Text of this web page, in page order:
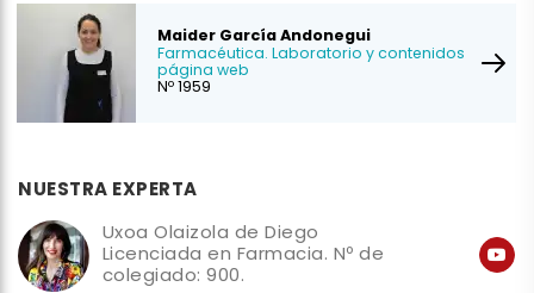
Maider García Andonegui
Farmacéutica. Laboratorio y contenidos
página web
Nº 1959
NUESTRA EXPERTA
Uxoa Olaizola de Diego
Licenciada en Farmacia. Nº de
colegiado: 900.